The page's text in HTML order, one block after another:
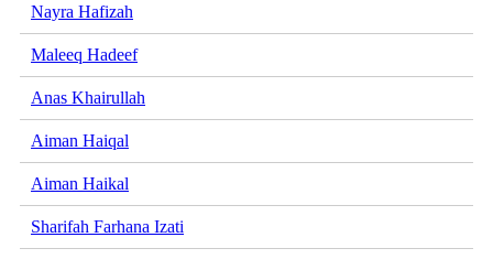
Nayra Hafizah
Maleeq Hadeef
Anas Khairullah
Aiman Haiqal
Aiman Haikal
Sharifah Farhana Izati